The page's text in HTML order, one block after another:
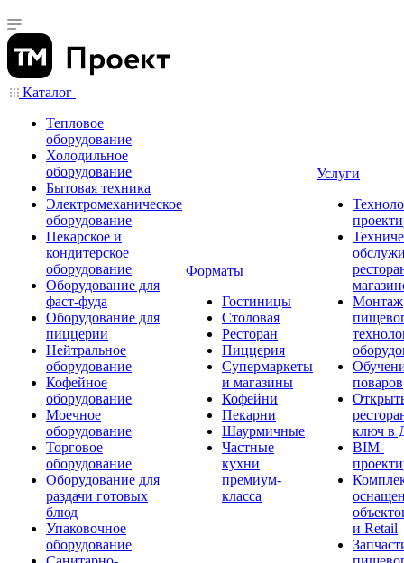
Каталог
Тепловое
оборудование
Холодильное
оборудование
Бытовая техника
Электромеханическое
оборудование
Пекарское и
кондитерское
оборудование
Оборудование для
фаст-фуда
Оборудование для
пиццерии
Нейтральное
оборудование
Кофейное
оборудование
Моечное
оборудование
Торговое
оборудование
Оборудование для
раздачи готовых
блюд
Упаковочное
оборудование
Форматы
Гостиницы
Столовая
Ресторан
Пиццерия
Супермаркеты
и магазины
Кофейни
Пекарни
Шаурмичные
Частные
кухни
премиум-
класса
Услуги
Монтаж
поваров
ключ в
BIM-
и Retail